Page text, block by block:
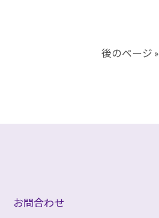
後のページ »
お問合わせ